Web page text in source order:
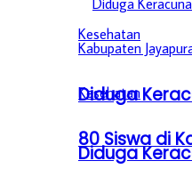
Diduga
80 Siswa di
Diduga